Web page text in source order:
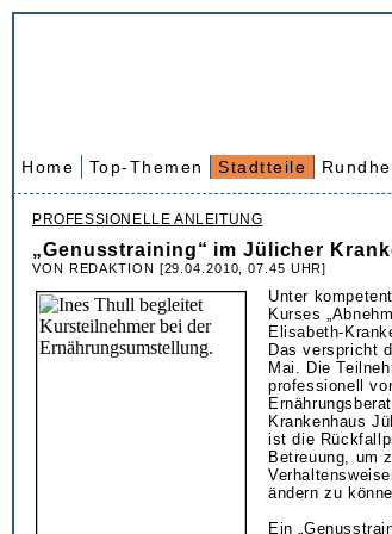
Home Top-Themen Stadtteile
PROFESSIONELLE ANLEITUNG
„Genusstraining“ im Jülicher
VON REDAKTION [29.04.2010, 07.45 UHR]
Unter
Kurses
Elisabeth-
Das verspricht
Mai. Die
professionell
Krankenhaus
ist die
Betreuung, um
ändern zu
Ein